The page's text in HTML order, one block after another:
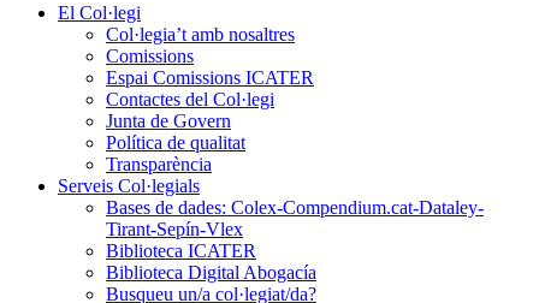
El Col·legi
Col·legia’t amb nosaltres
Comissions
Espai Comissions ICATER
Contactes del Col·legi
Junta de Govern
Política de qualitat
Transparència
Serveis Col·legials
Bases de dades: Colex-Compendium.cat-Dataley-
Tirant-Sepín-Vlex
Biblioteca ICATER
Biblioteca Digital Abogacía
Busqueu un/a col·legiat/da?